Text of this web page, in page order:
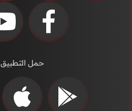
حمل التطبيق